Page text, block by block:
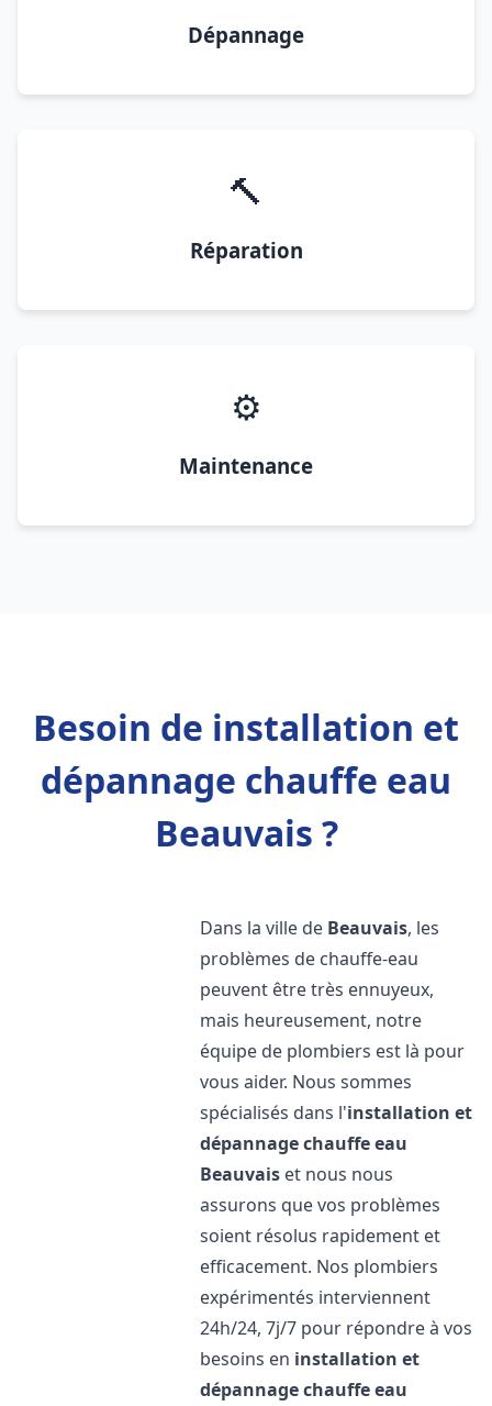
Dépannage
🔨
Réparation
⚙️
Maintenance
Besoin de installation et
dépannage chauffe eau
Beauvais ?
Dans la ville de Beauvais, les
problèmes de chauffe-eau
peuvent être très ennuyeux,
mais heureusement, notre
équipe de plombiers est là pour
vous aider. Nous sommes
spécialisés dans l'installation et
dépannage chauffe eau
Beauvais et nous nous
assurons que vos problèmes
soient résolus rapidement et
efficacement. Nos plombiers
expérimentés interviennent
24h/24, 7j/7 pour répondre à vos
besoins en installation et
dépannage chauffe eau